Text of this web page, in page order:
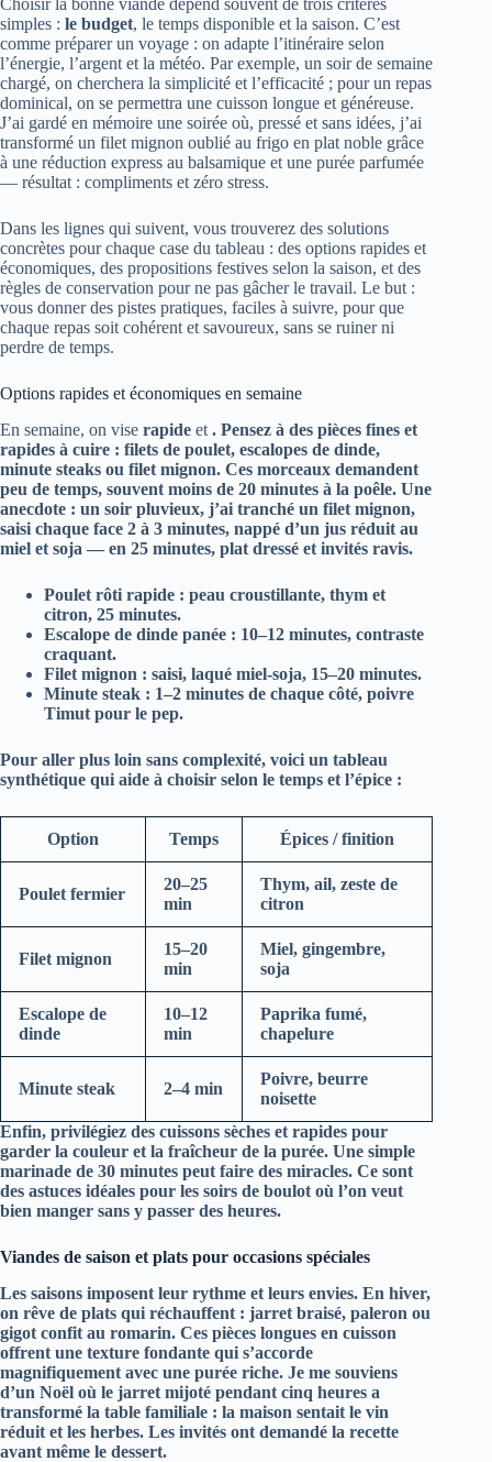
Choisir la bonne viande dépend souvent de trois critères
simples : le budget, le temps disponible et la saison. C’est
comme préparer un voyage : on adapte l’itinéraire selon
l’énergie, l’argent et la météo. Par exemple, un soir de semaine
chargé, on cherchera la simplicité et l’efficacité ; pour un repas
dominical, on se permettra une cuisson longue et généreuse.
J’ai gardé en mémoire une soirée où, pressé et sans idées, j’ai
transformé un filet mignon oublié au frigo en plat noble grâce
à une réduction express au balsamique et une purée parfumée
— résultat : compliments et zéro stress.
Dans les lignes qui suivent, vous trouverez des solutions
concrètes pour chaque case du tableau : des options rapides et
économiques, des propositions festives selon la saison, et des
règles de conservation pour ne pas gâcher le travail. Le but :
vous donner des pistes pratiques, faciles à suivre, pour que
chaque repas soit cohérent et savoureux, sans se ruiner ni
perdre de temps.
Options rapides et économiques en semaine
En semaine, on vise rapide et . Pensez à des pièces fines et
rapides à cuire : filets de poulet, escalopes de dinde,
minute steaks ou filet mignon. Ces morceaux demandent
peu de temps, souvent moins de 20 minutes à la poêle. Une
anecdote : un soir pluvieux, j’ai tranché un filet mignon,
saisi chaque face 2 à 3 minutes, nappé d’un jus réduit au
miel et soja — en 25 minutes, plat dressé et invités ravis.
Poulet rôti rapide : peau croustillante, thym et
citron, 25 minutes.
Escalope de dinde panée : 10–12 minutes, contraste
craquant.
Filet mignon : saisi, laqué miel-soja, 15–20 minutes.
Minute steak : 1–2 minutes de chaque côté, poivre
Timut pour le pep.
Pour aller plus loin sans complexité, voici un tableau
synthétique qui aide à choisir selon le temps et l’épice :
Option Temps Épices / finition
Poulet fermier
20–25
min
Thym, ail, zeste de
citron
Filet mignon
15–20
min
Miel, gingembre,
soja
Escalope de
dinde
10–12
min
Paprika fumé,
chapelure
Minute steak 2–4 min
Poivre, beurre
noisette
Enfin, privilégiez des cuissons sèches et rapides pour
garder la couleur et la fraîcheur de la purée. Une simple
marinade de 30 minutes peut faire des miracles. Ce sont
des astuces idéales pour les soirs de boulot où l’on veut
bien manger sans y passer des heures.
Viandes de saison et plats pour occasions spéciales
Les saisons imposent leur rythme et leurs envies. En hiver,
on rêve de plats qui réchauffent : jarret braisé, paleron ou
gigot confit au romarin. Ces pièces longues en cuisson
offrent une texture fondante qui s’accorde
magnifiquement avec une purée riche. Je me souviens
d’un Noël où le jarret mijoté pendant cinq heures a
transformé la table familiale : la maison sentait le vin
réduit et les herbes. Les invités ont demandé la recette
avant même le dessert.